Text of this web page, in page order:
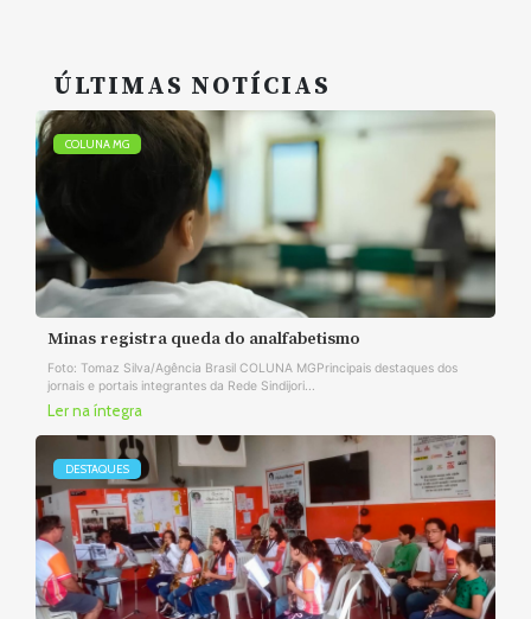
ÚLTIMAS NOTÍCIAS
COLUNA MG
Minas registra queda do analfabetismo
Foto: Tomaz Silva/Agência Brasil COLUNA MGPrincipais destaques dos
jornais e portais integrantes da Rede Sindijori...
Ler na íntegra
DESTAQUES